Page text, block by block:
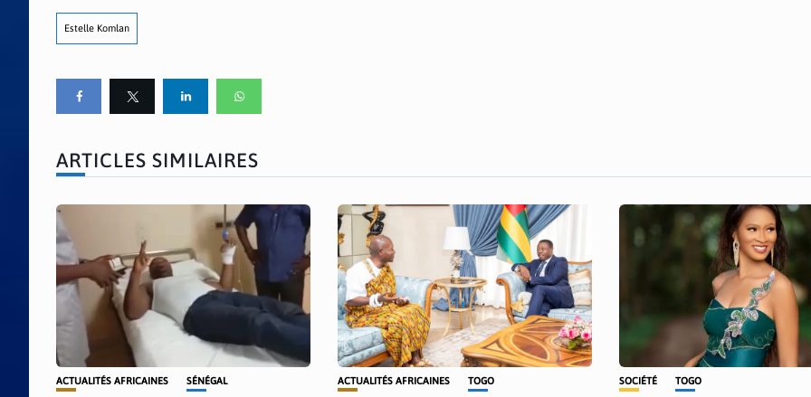
Estelle Komlan
ARTICLES SIMILAIRES
ACTUALITÉS AFRICAINES SÉNÉGAL ACTUALITÉS AFRICAINES TOGO SOCIÉTÉ TOGO